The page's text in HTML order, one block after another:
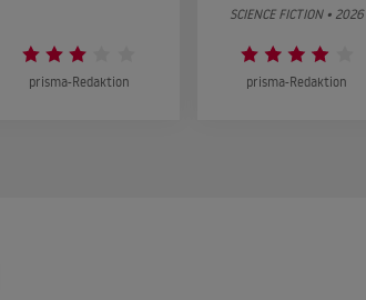
prisma-Redaktion
SCIENCE FICTION • 2026
prisma-Redaktion